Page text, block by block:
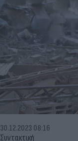
Συντακτική
30.12.2023 08:16